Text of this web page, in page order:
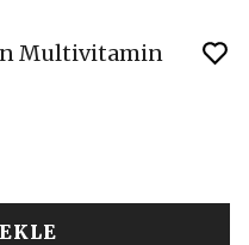
Multivitamin